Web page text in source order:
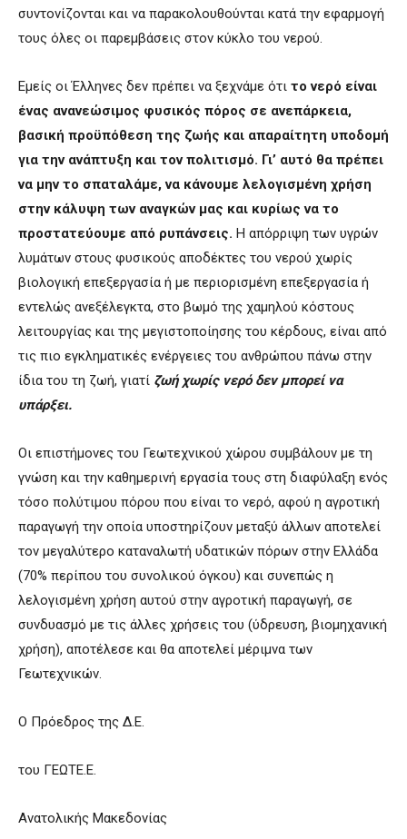
συντονίζονται και να παρακολουθούνται κατά την εφαρμογή
τους όλες οι παρεμβάσεις στον κύκλο του νερού.
Εμείς οι Έλληνες δεν πρέπει να ξεχνάμε ότι το νερό είναι
ένας ανανεώσιμος φυσικός πόρος σε ανεπάρκεια,
βασική προϋπόθεση της ζωής και απαραίτητη υποδομή
για την ανάπτυξη και τον πολιτισμό. Γι’ αυτό θα πρέπει
να μην το σπαταλάμε, να κάνουμε λελογισμένη χρήση
στην κάλυψη των αναγκών μας και κυρίως να το
προστατεύουμε από ρυπάνσεις. Η απόρριψη των υγρών
λυμάτων στους φυσικούς αποδέκτες του νερού χωρίς
βιολογική επεξεργασία ή με περιορισμένη επεξεργασία ή
εντελώς ανεξέλεγκτα, στο βωμό της χαμηλού κόστους
λειτουργίας και της μεγιστοποίησης του κέρδους, είναι από
τις πιο εγκληματικές ενέργειες του ανθρώπου πάνω στην
ίδια του τη ζωή, γιατί ζωή χωρίς νερό δεν μπορεί να
υπάρξει.
Οι επιστήμονες του Γεωτεχνικού χώρου συμβάλουν με τη
γνώση και την καθημερινή εργασία τους στη διαφύλαξη ενός
τόσο πολύτιμου πόρου που είναι το νερό, αφού η αγροτική
παραγωγή την οποία υποστηρίζουν μεταξύ άλλων αποτελεί
τον μεγαλύτερο καταναλωτή υδατικών πόρων στην Ελλάδα
(70% περίπου του συνολικού όγκου) και συνεπώς η
λελογισμένη χρήση αυτού στην αγροτική παραγωγή, σε
συνδυασμό με τις άλλες χρήσεις του (ύδρευση, βιομηχανική
χρήση), αποτέλεσε και θα αποτελεί μέριμνα των
Γεωτεχνικών.
Ο Πρόεδρος της Δ.Ε.
του ΓΕΩΤΕ.Ε.
Ανατολικής Μακεδονίας